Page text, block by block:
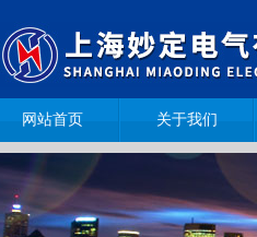
网站首页 关于我们